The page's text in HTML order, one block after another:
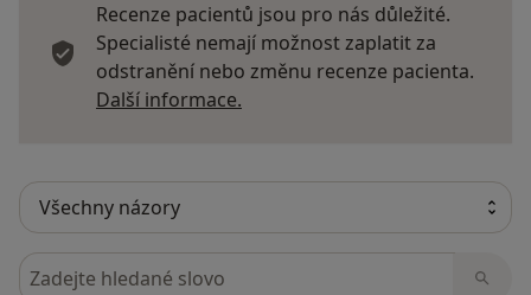
Recenze pacientů jsou pro nás důležité.
Specialisté nemají možnost zaplatit za
odstranění nebo změnu recenze pacienta.
Další informace.
Hledejte v názorech